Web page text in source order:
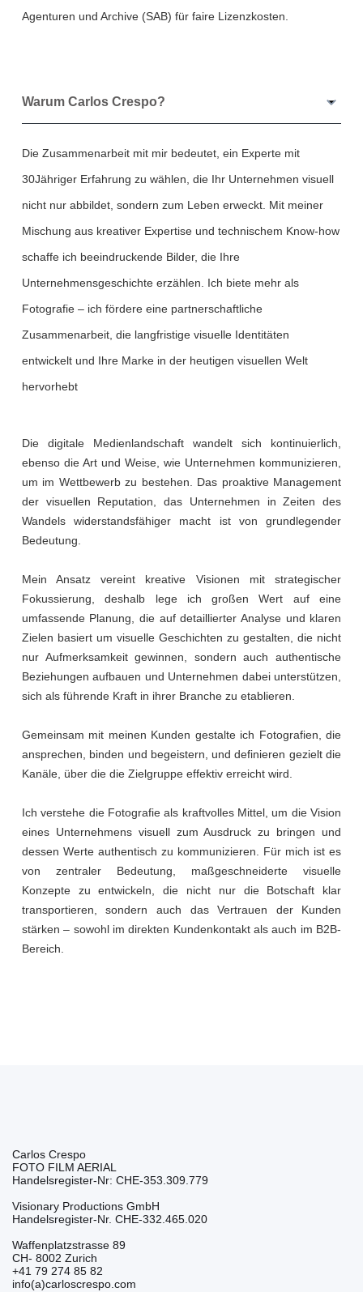
Agenturen und Archive (SAB) für faire Lizenzkosten.
Warum Carlos Crespo?
Die Zusammenarbeit mit mir bedeutet, ein Experte mit
30Jähriger Erfahrung zu wählen, die Ihr Unternehmen visuell
nicht nur abbildet, sondern zum Leben erweckt. Mit meiner
Mischung aus kreativer Expertise und technischem Know-how
schaffe ich beeindruckende Bilder, die Ihre
Unternehmensgeschichte erzählen. Ich biete mehr als
Fotografie – ich fördere eine partnerschaftliche
Zusammenarbeit, die langfristige visuelle Identitäten
entwickelt und Ihre Marke in der heutigen visuellen Welt
hervorhebt
Die digitale Medienlandschaft wandelt sich kontinuierlich,
ebenso die Art und Weise, wie Unternehmen kommunizieren,
um im Wettbewerb zu bestehen. Das proaktive Management
der visuellen Reputation, das Unternehmen in Zeiten des
Wandels widerstandsfähiger macht ist von grundlegender
Bedeutung.
Mein Ansatz vereint kreative Visionen mit strategischer
Fokussierung, deshalb lege ich großen Wert auf eine
umfassende Planung, die auf detaillierter Analyse und klaren
Zielen basiert um visuelle Geschichten zu gestalten, die nicht
nur Aufmerksamkeit gewinnen, sondern auch authentische
Beziehungen aufbauen und Unternehmen dabei unterstützen,
sich als führende Kraft in ihrer Branche zu etablieren.
Gemeinsam mit meinen Kunden gestalte ich Fotografien, die
ansprechen, binden und begeistern, und definieren gezielt die
Kanäle, über die die Zielgruppe effektiv erreicht wird.
Ich verstehe die Fotografie als kraftvolles Mittel, um die Vision
eines Unternehmens visuell zum Ausdruck zu bringen und
dessen Werte authentisch zu kommunizieren. Für mich ist es
von zentraler Bedeutung, maßgeschneiderte visuelle
Konzepte zu entwickeln, die nicht nur die Botschaft klar
transportieren, sondern auch das Vertrauen der Kunden
stärken – sowohl im direkten Kundenkontakt als auch im B2B-
Bereich.
Carlos Crespo
FOTO FILM AERIAL
Handelsregister-Nr: CHE-353.309.779
Visionary Productions GmbH
Handelsregister-Nr. CHE-332.465.020
Waffenplatzstrasse 89
CH- 8002 Zurich
+41 79 274 85 82
info(a)carloscrespo.com